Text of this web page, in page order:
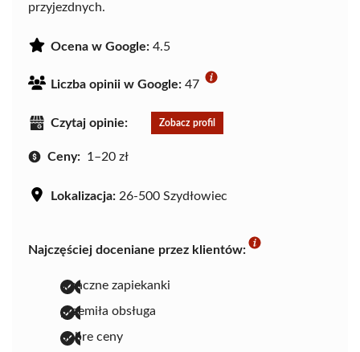
przyjezdnych.
Ocena w Google: 4.5
Liczba opinii w Google: 47
Czytaj opinie: Zobacz profil
Ceny: 1–20 zł
Lokalizacja: 26-500 Szydłowiec
Najczęściej doceniane przez klientów:
smaczne zapiekanki
przemiła obsługa
dobre ceny